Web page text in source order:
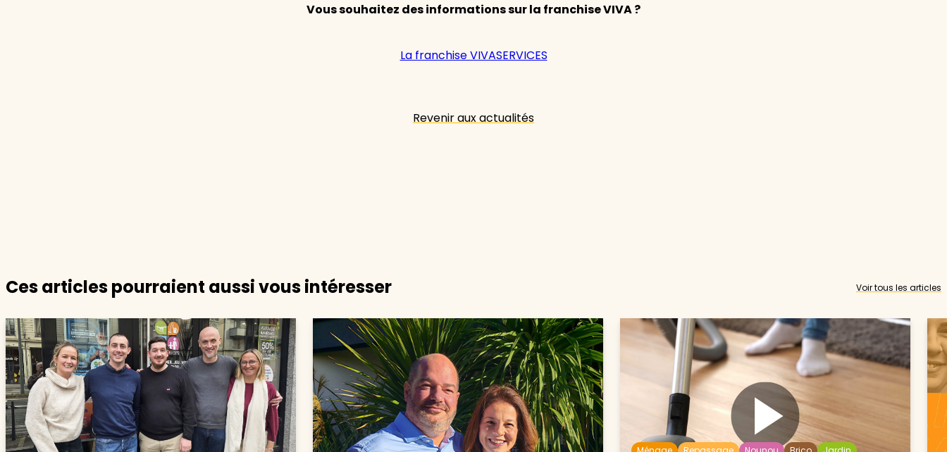
Vous souhaitez des informations sur la franchise VIVA ?
La franchise VIVASERVICES
Revenir aux actualités
Ces articles pourraient aussi vous intéresser Voir tous les articles